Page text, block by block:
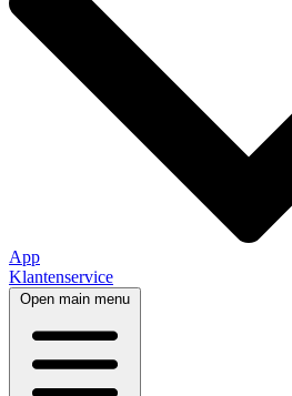
App
Klantenservice
Open main menu